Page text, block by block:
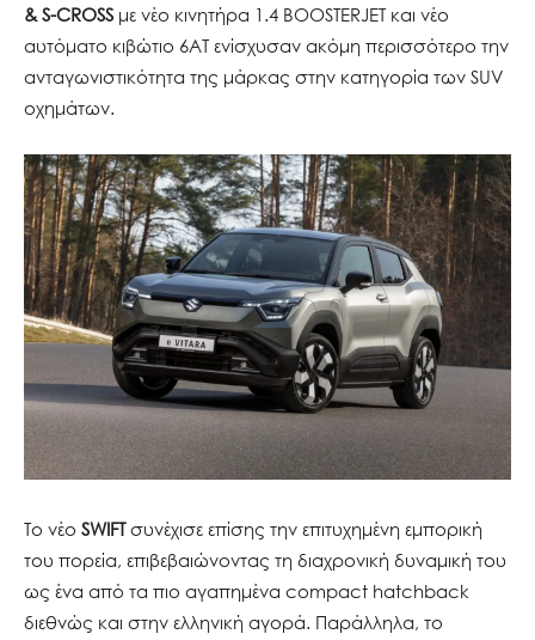
& S-CROSS με νέο κινητήρα 1.4 BOOSTERJET και νέο
αυτόματο κιβώτιο 6AT ενίσχυσαν ακόμη περισσότερο την
ανταγωνιστικότητα της μάρκας στην κατηγορία των SUV
οχημάτων.
Το νέο SWIFTσυνέχισε επίσης την επιτυχημένη εμπορική
του πορεία, επιβεβαιώνοντας τη διαχρονική δυναμική του
ως ένα από τα πιο αγαπημένα compact hatchback
διεθνώς και στην ελληνική αγορά. Παράλληλα, το